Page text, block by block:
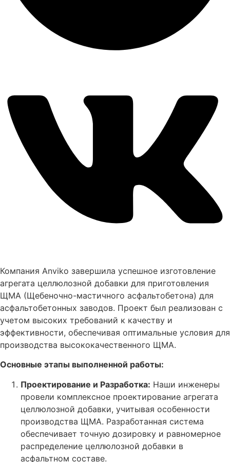
Компания Anviko завершила успешное изготовление
агрегата целлюлозной добавки для приготовления
ЩМА (Щебеночно-мастичного асфальтобетона) для
асфальтобетонных заводов. Проект был реализован с
учетом высоких требований к качеству и
эффективности, обеспечивая оптимальные условия для
производства высококачественного ЩМА.
Основные этапы выполненной работы:
Проектирование и Разработка: Наши инженеры
провели комплексное проектирование агрегата
целлюлозной добавки, учитывая особенности
производства ЩМА. Разработанная система
обеспечивает точную дозировку и равномерное
распределение целлюлозной добавки в
асфальтном составе.